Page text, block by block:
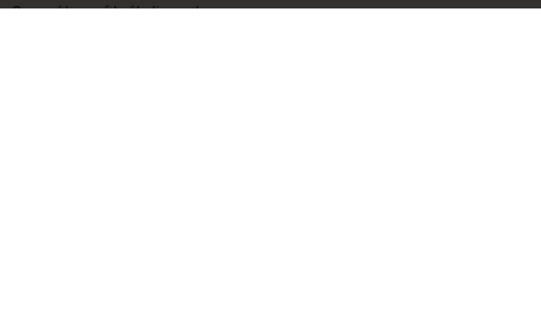
Személyes átvételi pont